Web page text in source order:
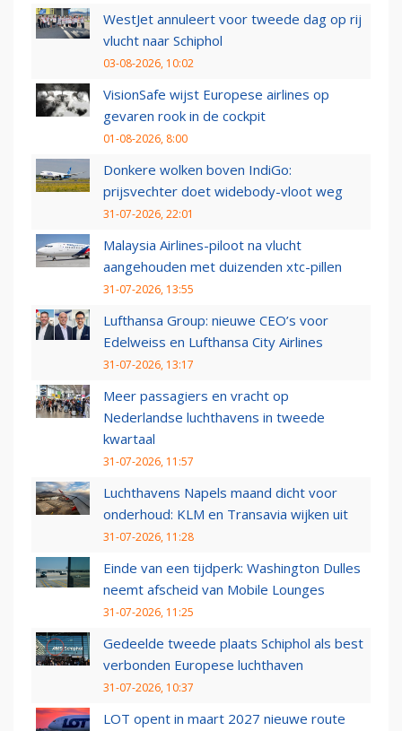
WestJet annuleert voor tweede dag op rij
vlucht naar Schiphol
03-08-2026, 10:02
VisionSafe wijst Europese airlines op
gevaren rook in de cockpit
01-08-2026, 8:00
Donkere wolken boven IndiGo:
prijsvechter doet widebody-vloot weg
31-07-2026, 22:01
Malaysia Airlines-piloot na vlucht
aangehouden met duizenden xtc-pillen
31-07-2026, 13:55
Lufthansa Group: nieuwe CEO’s voor
Edelweiss en Lufthansa City Airlines
31-07-2026, 13:17
Meer passagiers en vracht op
Nederlandse luchthavens in tweede
kwartaal
31-07-2026, 11:57
Luchthavens Napels maand dicht voor
onderhoud: KLM en Transavia wijken uit
31-07-2026, 11:28
Einde van een tijdperk: Washington Dulles
neemt afscheid van Mobile Lounges
31-07-2026, 11:25
Gedeelde tweede plaats Schiphol als best
verbonden Europese luchthaven
31-07-2026, 10:37
LOT opent in maart 2027 nieuwe route